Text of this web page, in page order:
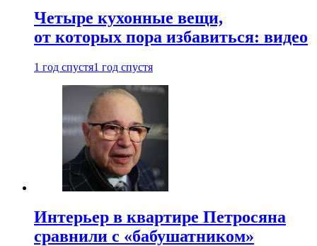
Четыре кухонные вещи,
от которых пора избавиться: видео
1 год спустя1 год спустя
Интерьер в квартире Петросяна
сравнили с «бабушатником»